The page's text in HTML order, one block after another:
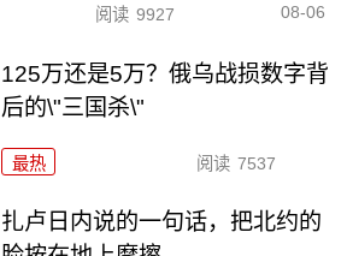
阅读 9927 08-06
125万还是5万？俄乌战损数字背
后的\"三国杀\"
最热 阅读 7537
扎卢日内说的一句话，把北约的